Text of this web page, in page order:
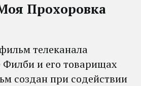
Прохоровка
телеканала
Филби и его товарищах
создан при содействии